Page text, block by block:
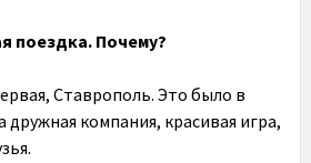
поездка. Почему?
Ставрополь. Это было в
компания, красивая игра,